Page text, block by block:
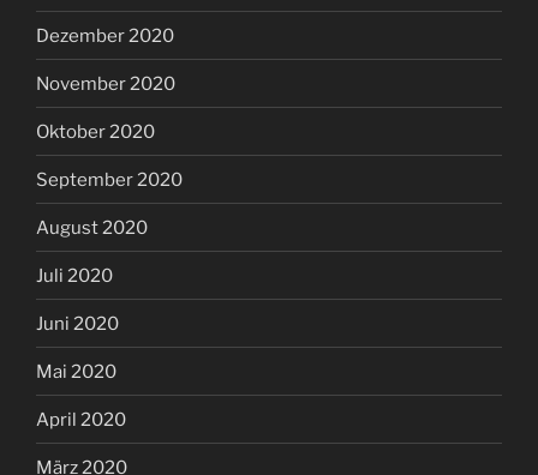
Dezember 2020
November 2020
Oktober 2020
September 2020
August 2020
Juli 2020
Juni 2020
Mai 2020
April 2020
März 2020